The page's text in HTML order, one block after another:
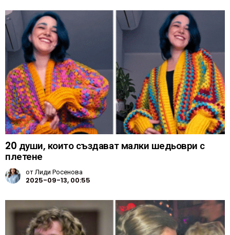
20 души, които създават малки шедьоври с
плетене
отЛиди Росенова
2025-09-13, 00:55